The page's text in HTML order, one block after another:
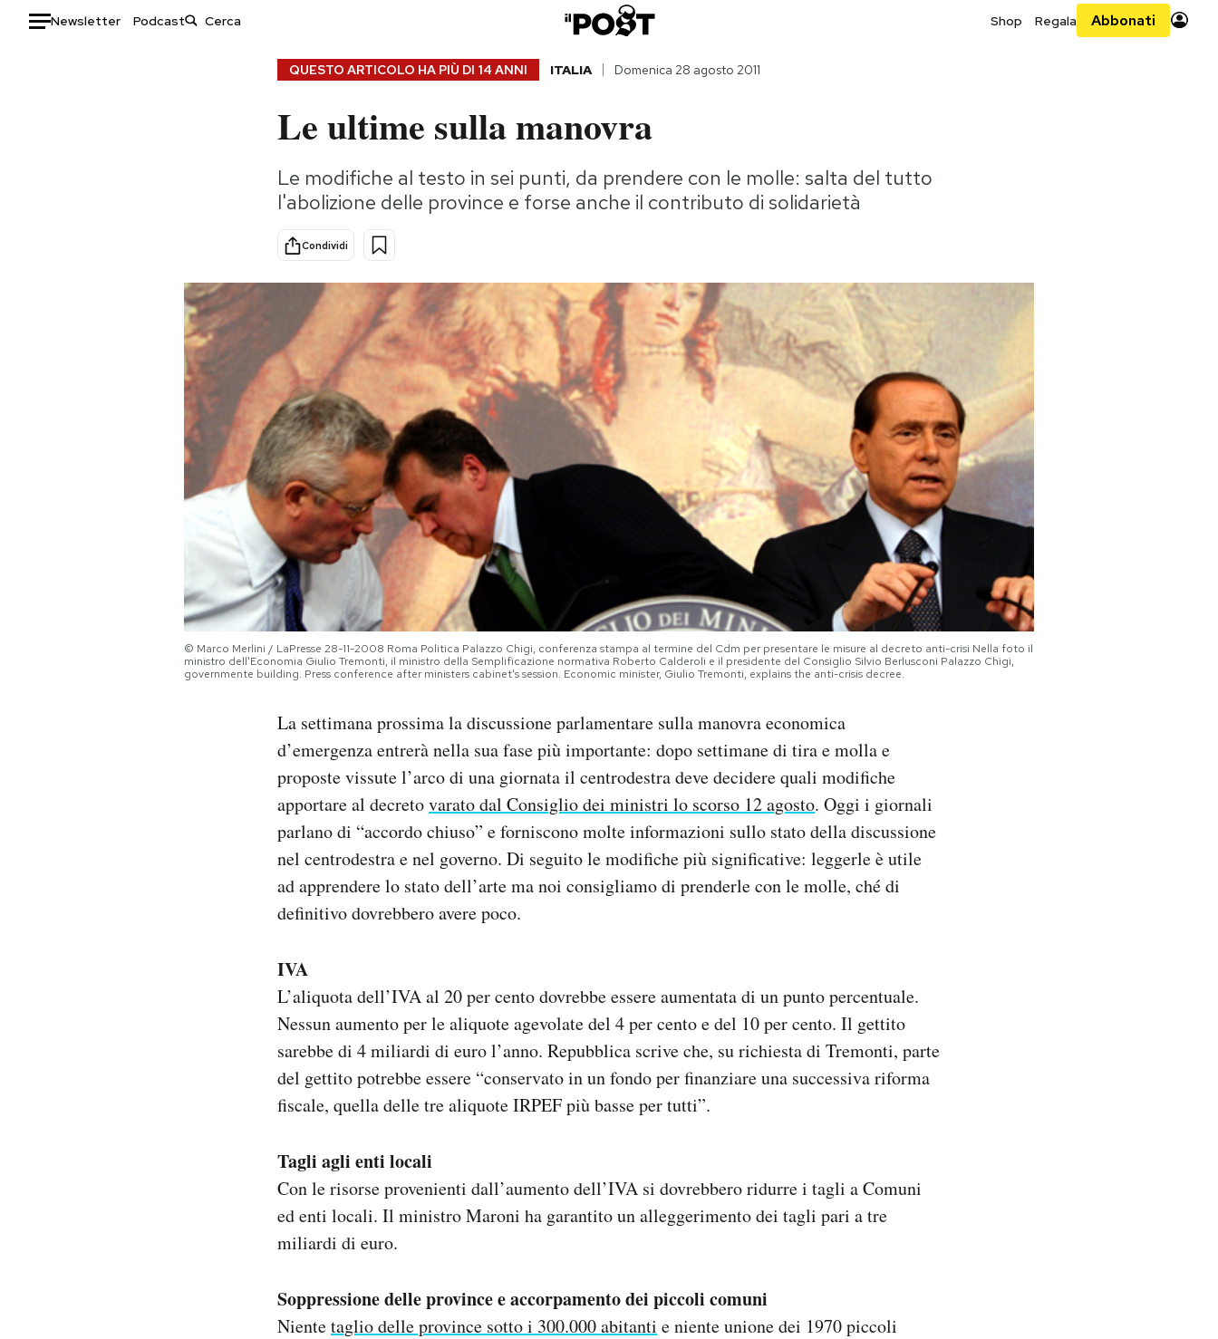
Newsletter Podcast Shop Regala Abbonati
Consumismi
Storie/Idee
Ok Boomer!
Media
Europa
Altrecose
Mondiali calcio 2026
QUESTO ARTICOLO HA PIÙ DI 14 ANNI ITALIA Domenica 28 agosto 2011
Le ultime sulla manovra
Le modifiche al testo in sei punti, da prendere con le molle: salta del tutto
l'abolizione delle province e forse anche il contributo di solidarietà
Condividi
© Marco Merlini / LaPresse 28-11-2008 Roma Politica Palazzo Chigi, conferenza stampa al termine del Cdm per presentare le misure al decreto anti-crisi Nella foto il
ministro dell'Economia Giulio Tremonti, il ministro della Semplificazione normativa Roberto Calderoli e il presidente del Consiglio Silvio Berlusconi Palazzo Chigi,
governmente building. Press conference after ministers cabinet's session. Economic minister, Giulio Tremonti, explains the anti-crisis decree.
La settimana prossima la discussione parlamentare sulla manovra economica
d’emergenza entrerà nella sua fase più importante: dopo settimane di tira e molla e
proposte vissute l’arco di una giornata il centrodestra deve decidere quali modifiche
apportare al decretovarato dal Consiglio dei ministri lo scorso 12 agosto. Oggi i giornali
parlano di “accordo chiuso” e forniscono molte informazioni sullo stato della discussione
nel centrodestra e nel governo. Di seguito le modifiche più significative: leggerle è utile
ad apprendere lo stato dell’arte ma noi consigliamo di prenderle con le molle, ché di
definitivo dovrebbero avere poco.
IVA
L’aliquota dell’IVA al 20 per cento dovrebbe essere aumentata di un punto percentuale.
Nessun aumento per le aliquote agevolate del 4 per cento e del 10 per cento. Il gettito
sarebbe di 4 miliardi di euro l’anno. Repubblica scrive che, su richiesta di Tremonti, parte
del gettito potrebbe essere “conservato in un fondo per finanziare una successiva riforma
fiscale, quella delle tre aliquote IRPEF più basse per tutti”.
Tagli agli enti locali
Con le risorse provenienti dall’aumento dell’IVA si dovrebbero ridurre i tagli a Comuni
ed enti locali. Il ministro Maroni ha garantito un alleggerimento dei tagli pari a tre
miliardi di euro.
Soppressione delle province e accorpamento dei piccoli comuni
Nientetaglio delle province sotto i 300.000 abitanti e niente unione dei 1970 piccoli